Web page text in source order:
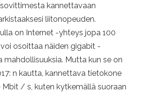
kannettavaan
liitonopeuden.
on Internet -yhteys jopa 100
osoittaa näiden gigabit -
mahdollisuuksia. Mutta kun se on
n kautta, kannettava tietokone
Mbit / s, kuten kytkemällä suoraan